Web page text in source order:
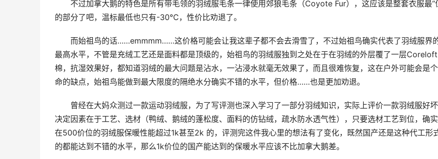
不过加拿大鹅的特色是所有带毛领的羽绒服毛条一律使用郊狼毛条（Coyote Fur），这应该是整套衣服最“
的部分了吧，温标最低也只有-30℃，性价比劝退了。
而始祖鸟的话……emmmm……这价格可能会让我这辈子都不会去滑雪了，不过始祖鸟确实代表了羽绒服界
最高水平，不管是充绒工艺还是面料都是顶级的，始祖鸟的羽绒服独到之处在于在羽绒的外层覆了一层Coreloft
棉，抗湿效果好，都知道羽绒的最大问题是沾水，一沾浸水就毫无效果了，而且很难恢复，这在户外可能会是
命的缺点，始祖鸟能做到最大限度的隔绝水分确实不错的水平，但价格……也是更加劝退。
曾经在大妈众测过一款运动羽绒服，为了写评测也深入学习了一部分羽绒知识，实际上评价一款羽绒服好
决定因素在于工艺、选材（鸭绒、鹅绒的蓬松度、面料的仿钻绒，疏水防水透气性），只要选材工艺到位，确
在500价位的羽绒服保暖性能超过1k甚至2k 的，评测完这件我心里的想法有了变化，既然国产还是这种代工形
的都能达到不错的水平，那么1k价位的国产能达到的保暖水平应该不比加拿大鹅差。